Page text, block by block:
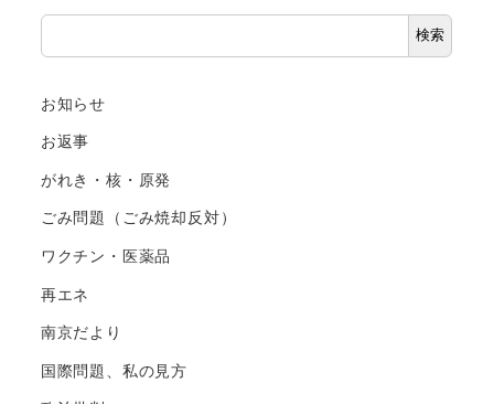
ー
ジ
送
り
検
索
検索
お知らせ
お返事
がれき・核・原発
ごみ問題（ごみ焼却反対）
ワクチン・医薬品
再エネ
南京だより
国際問題、私の見方